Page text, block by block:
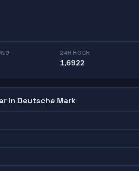
24H HOCH
1,6922
in Deutsche Mark